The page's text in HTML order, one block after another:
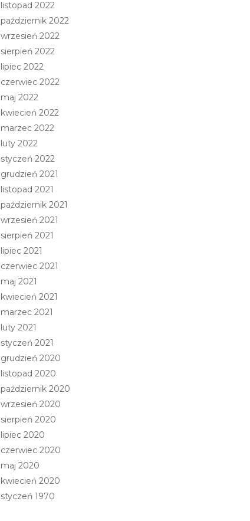
listopad 2022
październik 2022
wrzesień 2022
sierpień 2022
lipiec 2022
czerwiec 2022
maj 2022
kwiecień 2022
marzec 2022
luty 2022
styczeń 2022
grudzień 2021
listopad 2021
październik 2021
wrzesień 2021
sierpień 2021
lipiec 2021
czerwiec 2021
maj 2021
kwiecień 2021
marzec 2021
luty 2021
styczeń 2021
grudzień 2020
listopad 2020
październik 2020
wrzesień 2020
sierpień 2020
lipiec 2020
czerwiec 2020
maj 2020
kwiecień 2020
styczeń 1970